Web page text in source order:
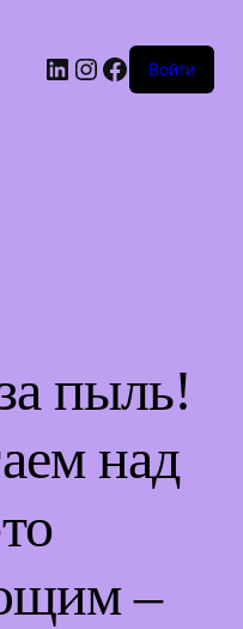
LinkedIn
Instagram
Facebook
Войти
пыль!
над
–